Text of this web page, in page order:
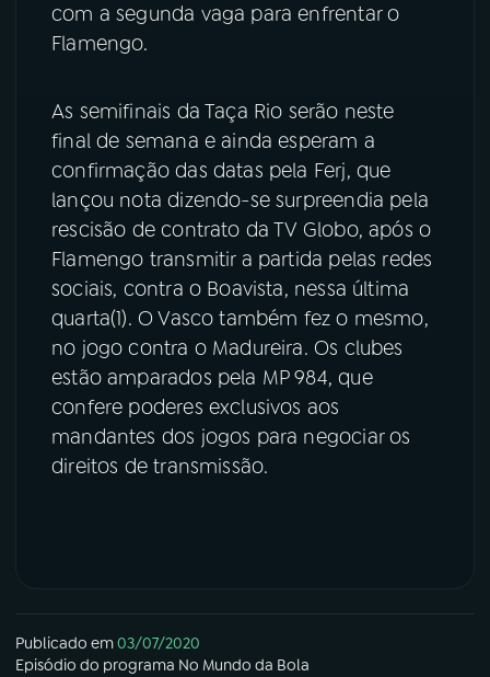
com a segunda vaga para enfrentar o
Flamengo.
As semifinais da Taça Rio serão neste
final de semana e ainda esperam a
confirmação das datas pela Ferj, que
lançou nota dizendo-se surpreendia pela
rescisão de contrato da TV Globo, após o
Flamengo transmitir a partida pelas redes
sociais, contra o Boavista, nessa última
quarta(1). O Vasco também fez o mesmo,
no jogo contra o Madureira. Os clubes
estão amparados pela MP 984, que
confere poderes exclusivos aos
mandantes dos jogos para negociar os
direitos de transmissão.
Publicado em03/07/2020
Episódio do programa No Mundo da Bola